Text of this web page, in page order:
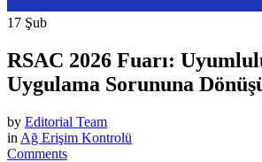
17 Şub
RSAC 2026 Fuarı:
Uygulama Sorununa
by Editorial Team
in Ağ Erişim Kontrolü
Comments